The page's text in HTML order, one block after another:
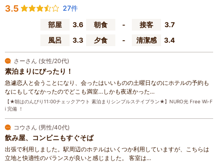
3.5
27件
部屋
3.6 朝食 - 接客
3.7
風呂
3.3 夕食 - 清潔感 3.4
さーさん (女性/20代)
素泊まりにぴったり！
急遽恋人と会うことになり、会ったはいいものの土曜日なのにホテルの予約も
なにもしてなかったのでどこも満室…しかも夜遅かった…
【★朝はのんびり11:00チェックアウト 素泊まりシンプルステイプラン★】NURO光 Free Wi-F
i 完備 ！
コウさん (男性/40代)
飲み屋、コンビニもすぐそば
出張で利用しました。駅周辺のホテルはいくつか利用していますが、こちらは
立地と快適性のバランスが良いと感じました。 客室は…